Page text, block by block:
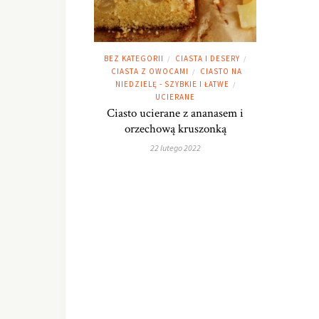
BEZ KATEGORII / CIASTA I DESERY /
CIASTA Z OWOCAMI /
CIASTO NA
NIEDZIELĘ - SZYBKIE I ŁATWE /
UCIERANE
Ciasto ucierane z ananasem i
orzechową kruszonką
22 lutego 2022